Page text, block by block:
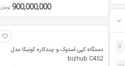
8
900,000,000 تومان
دستگاه کپی استوک و چندکاره کونیکا مدل
bizhub C452